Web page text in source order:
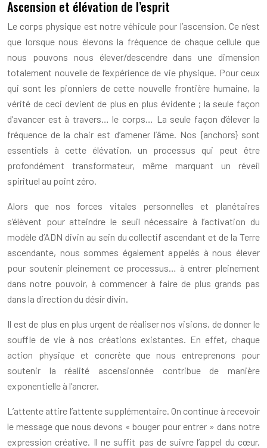
Ascension et élévation de l’esprit
Le corps physique est notre véhicule pour l’ascension. Ce n’est
que lorsque nous élevons la fréquence de chaque cellule que
nous pouvons nous élever/descendre dans une dimension
totalement nouvelle de l’expérience de vie physique. Pour ceux
qui sont les pionniers de cette nouvelle frontière humaine, la
vérité de ceci devient de plus en plus évidente ; la seule façon
d’avancer est à travers… le corps… La seule façon d’élever la
fréquence de la chair est d’amener l’âme. Nos {anchors} sont
essentiels à cette élévation, un processus qui peut être
profondément transformateur, même marquant un réveil
spirituel au point zéro.
Alors que nos forces vitales personnelles et planétaires
s’élèvent pour atteindre le seuil nécessaire à l’activation du
modèle d’ADN divin au sein du collectif ascendant et de la Terre
ascendante, nous sommes également appelés à nous élever
pour soutenir pleinement ce processus… à entrer pleinement
dans notre pouvoir, à commencer à faire de plus grands pas
dans la direction du désir divin.
Il est de plus en plus urgent de réaliser nos visions, de donner le
souffle de vie à nos créations existantes. En effet, chaque
action physique et concrète que nous entreprenons pour
soutenir la réalité ascensionnée contribue de manière
exponentielle à l’ancrer.
L’attente attire l’attente supplémentaire. On continue à recevoir
le message que nous devons « bouger pour entrer » dans notre
expression créative. Il ne suffit pas de suivre l’appel du cœur,